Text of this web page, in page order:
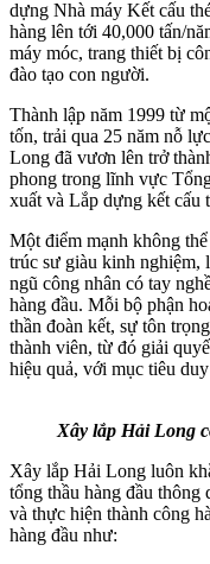
dựng Nhà máy Kết cấu
hàng lên tới 40,000 tấn/
máy móc, trang thiết bị
đào tạo con người.
Thành lập năm 1999 từ
tốn, trải qua 25 năm nỗ
Long đã vươn lên trở
phong trong lĩnh vực
xuất và Lắp dựng kết cấu
Một điểm mạnh không
trúc sư giàu kinh nghiệm,
ngũ công nhân có tay
hàng đầu. Mỗi bộ phận
thần đoàn kết, sự tôn
thành viên, từ đó giải
hiệu quả, với mục tiêu
Xây lắp Hải Long
Xây lắp Hải Long luôn
tổng thầu hàng đầu thông
và thực hiện thành công
hàng đầu như: